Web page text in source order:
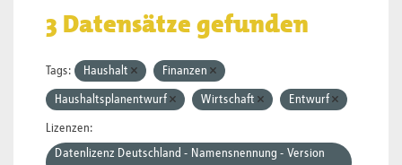
3 Datensätze gefunden
Tags: Haushalt Finanzen
Haushaltsplanentwurf Wirtschaft Entwurf
Lizenzen:
Datenlizenz Deutschland - Namensnennung - Version